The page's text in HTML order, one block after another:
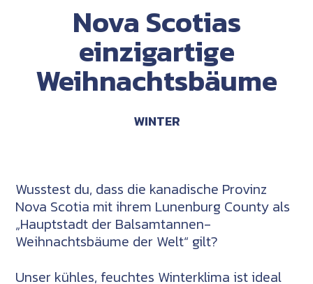
Nova Scotias
einzigartige
Weihnachtsbäume
WINTER
Wusstest du, dass die kanadische Provinz
Nova Scotia mit ihrem Lunenburg County als
„Hauptstadt der Balsamtannen-
Weihnachtsbäume der Welt“ gilt?
Unser kühles, feuchtes Winterklima ist ideal